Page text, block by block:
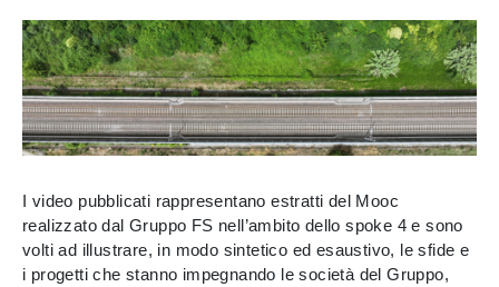
I video pubblicati rappresentano estratti del Mooc
realizzato dal Gruppo FS nell’ambito dello spoke 4 e sono
volti ad illustrare, in modo sintetico ed esaustivo, le sfide e
i progetti che stanno impegnando le società del Gruppo,